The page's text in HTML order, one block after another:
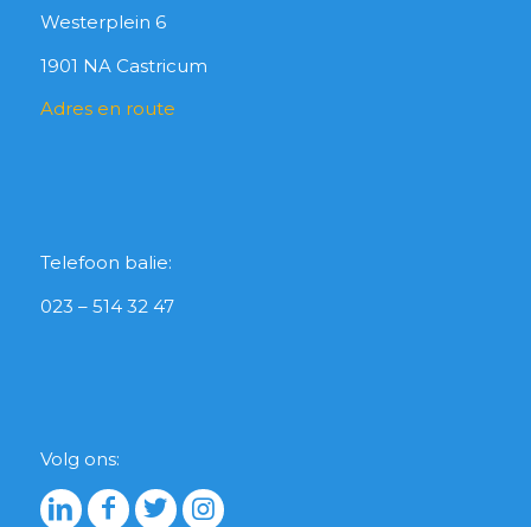
Westerplein 6
1901 NA Castricum
Adres en route
Telefoon balie:
023 – 514 32 47
Volg ons: